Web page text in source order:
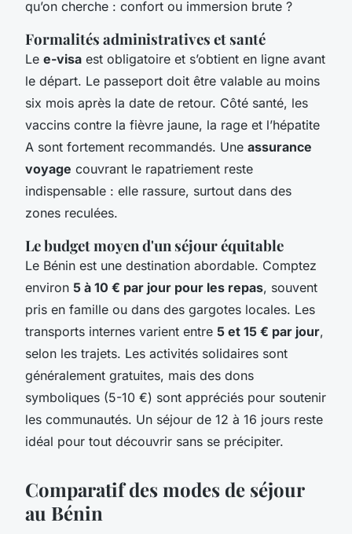
qu’on cherche : confort ou immersion brute ?
Formalités administratives et santé
Le e-visa est obligatoire et s’obtient en ligne avant
le départ. Le passeport doit être valable au moins
six mois après la date de retour. Côté santé, les
vaccins contre la fièvre jaune, la rage et l’hépatite
A sont fortement recommandés. Une assurance
voyage couvrant le rapatriement reste
indispensable : elle rassure, surtout dans des
zones reculées.
Le budget moyen d'un séjour équitable
Le Bénin est une destination abordable. Comptez
environ 5 à 10 € par jour pour les repas, souvent
pris en famille ou dans des gargotes locales. Les
transports internes varient entre 5 et 15 € par jour,
selon les trajets. Les activités solidaires sont
généralement gratuites, mais des dons
symboliques (5-10 €) sont appréciés pour soutenir
les communautés. Un séjour de 12 à 16 jours reste
idéal pour tout découvrir sans se précipiter.
Comparatif des modes de séjour
au Bénin